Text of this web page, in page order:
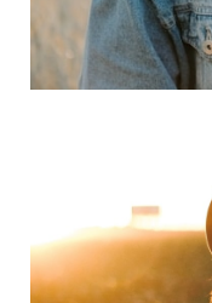
Deep Tissue